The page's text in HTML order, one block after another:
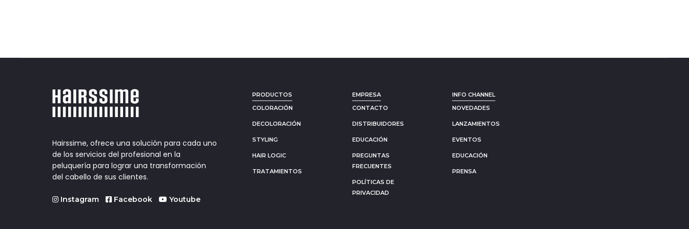
Hairssime, ofrece una solución para cada uno
de los servicios del profesional en la
peluquería para lograr una transformación
del cabello de sus clientes.
Instagram Facebook Youtube
PRODUCTOS
COLORACIÓN
DECOLORACIÓN
STYLING
HAIR LOGIC
TRATAMIENTOS
EMPRESA
CONTACTO
DISTRIBUIDORES
EDUCACIÓN
PREGUNTAS
FRECUENTES
POLÍTICAS DE
PRIVACIDAD
INFO CHANNEL
NOVEDADES
LANZAMIENTOS
EVENTOS
EDUCACIÓN
PRENSA